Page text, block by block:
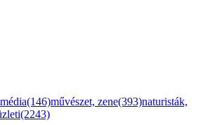
média(146)művészet, zene(393)naturisták,